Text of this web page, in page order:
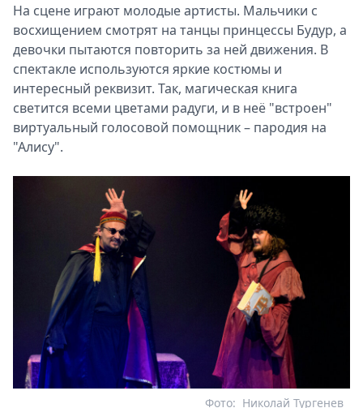
На сцене играют молодые артисты. Мальчики с
восхищением смотрят на танцы принцессы Будур, а
девочки пытаются повторить за ней движения. В
спектакле используются яркие костюмы и
интересный реквизит. Так, магическая книга
светится всеми цветами радуги, и в неё "встроен"
виртуальный голосовой помощник – пародия на
"Алису".
Николай Тургенев
Фото: